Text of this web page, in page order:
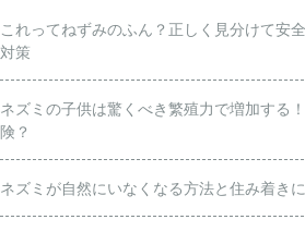
これってねずみのふん？正しく見分けて安
対策
ネズミの子供は驚くべき繁殖力で増加する
険？
ネズミが自然にいなくなる方法と住み着き